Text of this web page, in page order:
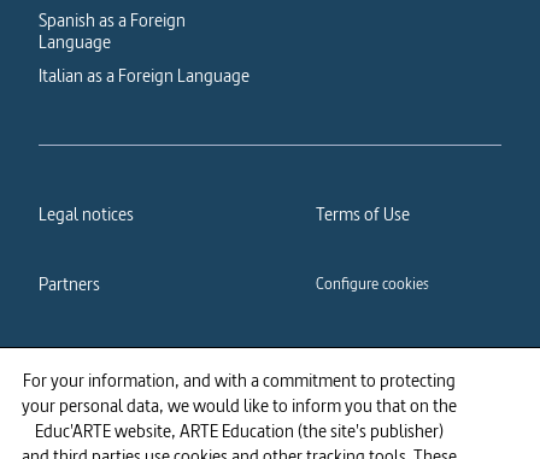
For your information, and with a commitment to protecting
your personal data, we would like to inform you that on the
Educ'ARTE website, ARTE Education (the site's publisher)
Spanish as a Foreign
Language
Italian as a Foreign Language
Legal notices Terms of Use
Partners Configure cookies
Cookies policy Privacy policy
Accessibility: partially
compliant